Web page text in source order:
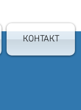
КОНТАКТ